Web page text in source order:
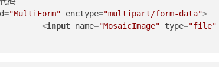
="MultiForm" enctype="multipart/form-data">
<input name="MosaicImage" type="file"